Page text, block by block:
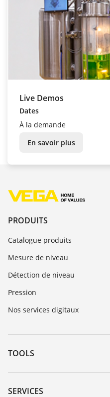
Live Demos
Dates
À la demande
En savoir plus
PRODUITS
Catalogue produits
Mesure de niveau
Détection de niveau
Pression
Nos services digitaux
TOOLS
Téléchargements
Recherche par numéro de série
SERVICES